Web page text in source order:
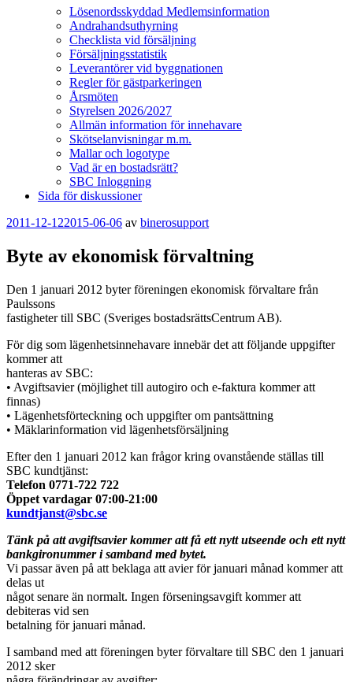
Lösenordsskyddad Medlemsinformation
Andrahandsuthyrning
Checklista vid försäljning
Försäljningsstatistik
Leverantörer vid byggnationen
Regler för gästparkeringen
Årsmöten
Styrelsen 2026/2027
Allmän information för innehavare
Skötselanvisningar m.m.
Mallar och logotype
Vad är en bostadsrätt?
SBC Inloggning
Sida för diskussioner
Publicerat
2011-12-122015-06-06 av binerosupport
Byte av ekonomisk förvaltning
Den 1 januari 2012 byter föreningen ekonomisk förvaltare från
Paulssons
fastigheter till SBC (Sveriges bostadsrättsCentrum AB).
För dig som lägenhetsinnehavare innebär det att följande uppgifter
kommer att
hanteras av SBC:
• Avgiftsavier (möjlighet till autogiro och e-faktura kommer att
finnas)
• Lägenhetsförteckning och uppgifter om pantsättning
• Mäklarinformation vid lägenhetsförsäljning
Efter den 1 januari 2012 kan frågor kring ovanstående ställas till
SBC kundtjänst:
Telefon 0771-722 722
Öppet vardagar 07:00-21:00
kundtjanst@sbc.se
Tänk på att avgiftsavier kommer att få ett nytt utseende och ett nytt
bankgironummer i samband med bytet.
Vi passar även på att beklaga att avier för januari månad kommer att
delas ut
något senare än normalt. Ingen förseningsavgift kommer att
debiteras vid sen
betalning för januari månad.
I samband med att föreningen byter förvaltare till SBC den 1 januari
2012 sker